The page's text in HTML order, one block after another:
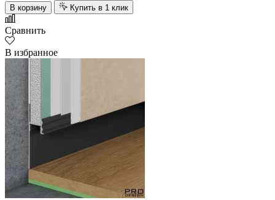
В корзину Купить в 1 клик
Сравнить
В избранное